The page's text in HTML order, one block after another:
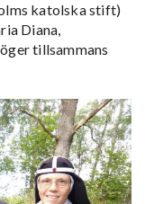
katolska stift)
Diana,
tillsammans